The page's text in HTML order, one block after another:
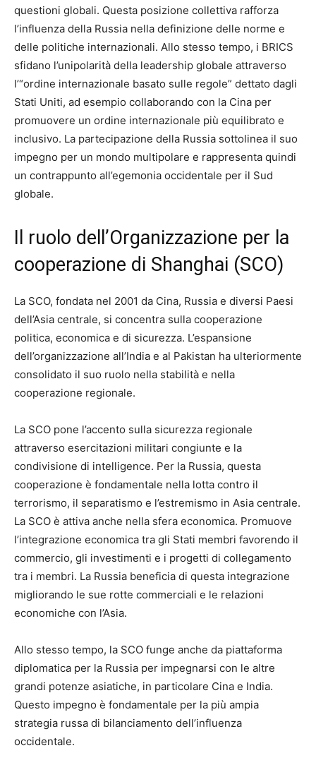
questioni globali. Questa posizione collettiva rafforza
l’influenza della Russia nella definizione delle norme e
delle politiche internazionali. Allo stesso tempo, i BRICS
sfidano l’unipolarità della leadership globale attraverso
l’“ordine internazionale basato sulle regole” dettato dagli
Stati Uniti, ad esempio collaborando con la Cina per
promuovere un ordine internazionale più equilibrato e
inclusivo. La partecipazione della Russia sottolinea il suo
impegno per un mondo multipolare e rappresenta quindi
un contrappunto all’egemonia occidentale per il Sud
globale.
Il ruolo dell’Organizzazione per la
cooperazione di Shanghai (SCO)
La SCO, fondata nel 2001 da Cina, Russia e diversi Paesi
dell’Asia centrale, si concentra sulla cooperazione
politica, economica e di sicurezza. L’espansione
dell’organizzazione all’India e al Pakistan ha ulteriormente
consolidato il suo ruolo nella stabilità e nella
cooperazione regionale.
La SCO pone l’accento sulla sicurezza regionale
attraverso esercitazioni militari congiunte e la
condivisione di intelligence. Per la Russia, questa
cooperazione è fondamentale nella lotta contro il
terrorismo, il separatismo e l’estremismo in Asia centrale.
La SCO è attiva anche nella sfera economica. Promuove
l’integrazione economica tra gli Stati membri favorendo il
commercio, gli investimenti e i progetti di collegamento
tra i membri. La Russia beneficia di questa integrazione
migliorando le sue rotte commerciali e le relazioni
economiche con l’Asia.
Allo stesso tempo, la SCO funge anche da piattaforma
diplomatica per la Russia per impegnarsi con le altre
grandi potenze asiatiche, in particolare Cina e India.
Questo impegno è fondamentale per la più ampia
strategia russa di bilanciamento dell’influenza
occidentale.